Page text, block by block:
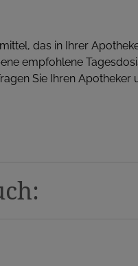
das in Ihrer
empfohlene
Sie Ihren Apotheker